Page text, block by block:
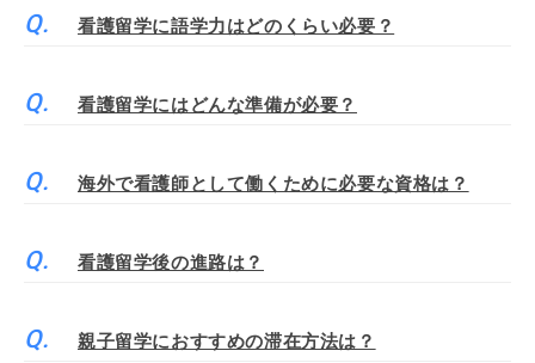
看護留学に語学力はどのくらい必要？
看護留学にはどんな準備が必要？
海外で看護師として働くために必要な資格は？
看護留学後の進路は？
親子留学におすすめの滞在方法は？